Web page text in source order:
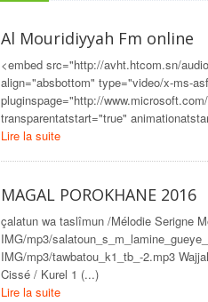
Al Mouridiyyah Fm online
<embed src="http://avht.htcom.sn/
align="absbottom" type="video/x-ms-
pluginspage="http://
transparentatstart="true"
Lire la suite
MAGAL POROKHANE 2016
çalatun wa taslîmun /Mélodie Serigne
IMG/mp3/
IMG/mp3/tawbatou_k1_tb_-2.mp3
Cissé / Kurel 1 (...)
Lire la suite